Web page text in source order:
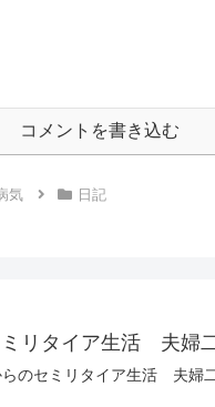
コメントを書き込む
気 日記
リタイア生活 夫婦
のセミリタイア生活 夫婦